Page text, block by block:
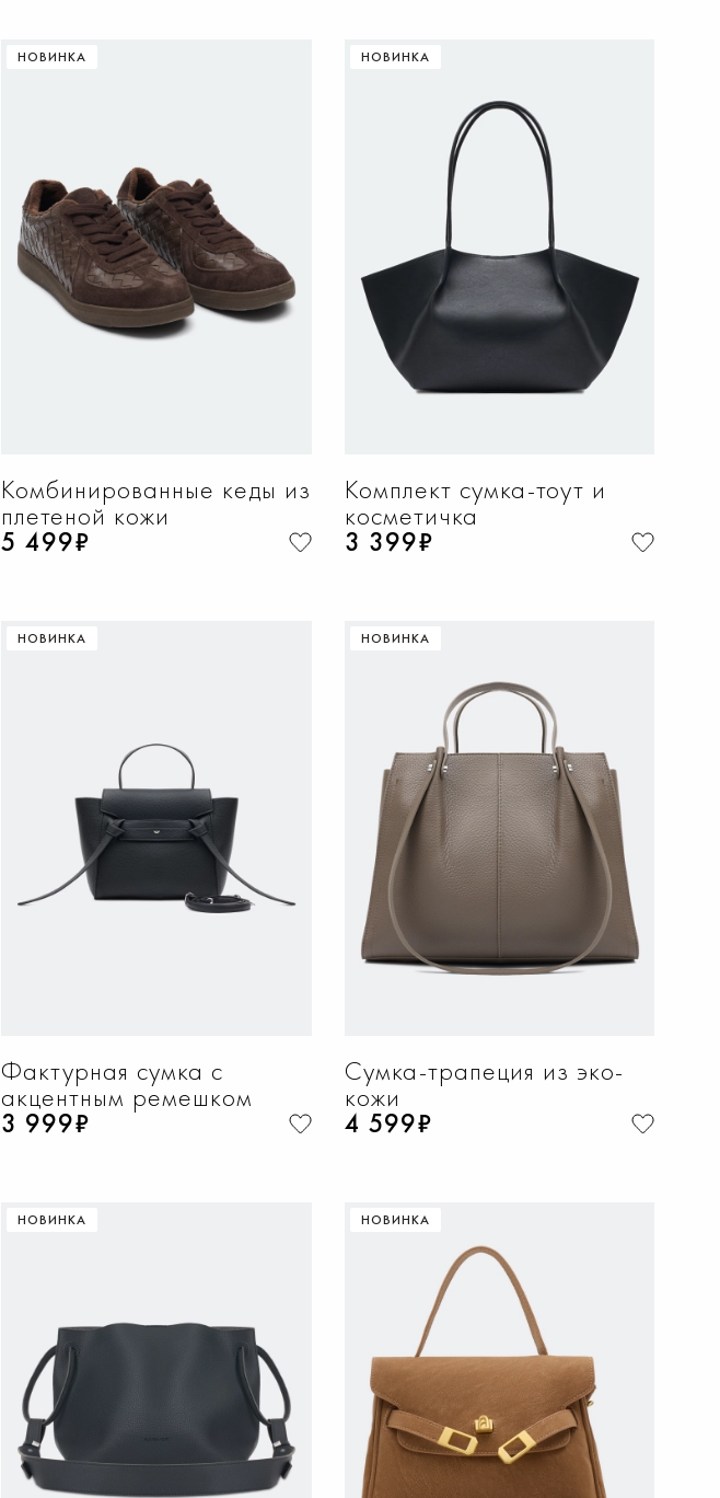
ДОБАВИТЬ В КОРЗИНУ
M
S
ДОБАВИТЬ В КОРЗИНУ
НОВИНКА
ДОБАВИТЬ В КОРЗИНУ
37 38 39
Комбинированные кеды из
плетеной кожи
5 499₽
НОВИНКА
ДОБАВИТЬ В КОРЗИНУ
One
Комплект сумка-тоут и
косметичка
3 399₽
НОВИНКА
One
Фактурная сумка с
акцентным ремешком
3 999₽
НОВИНКА
ДОБАВИТЬ В КОРЗИНУ
One
Сумка-трапеция из эко-
кожи
4 599₽
НОВИНКА НОВИНКА